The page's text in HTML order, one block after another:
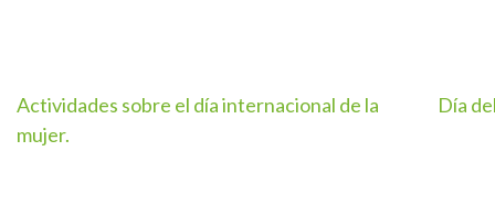
Navegación
de
Actividades sobre el día internacional de la
mujer.
Día